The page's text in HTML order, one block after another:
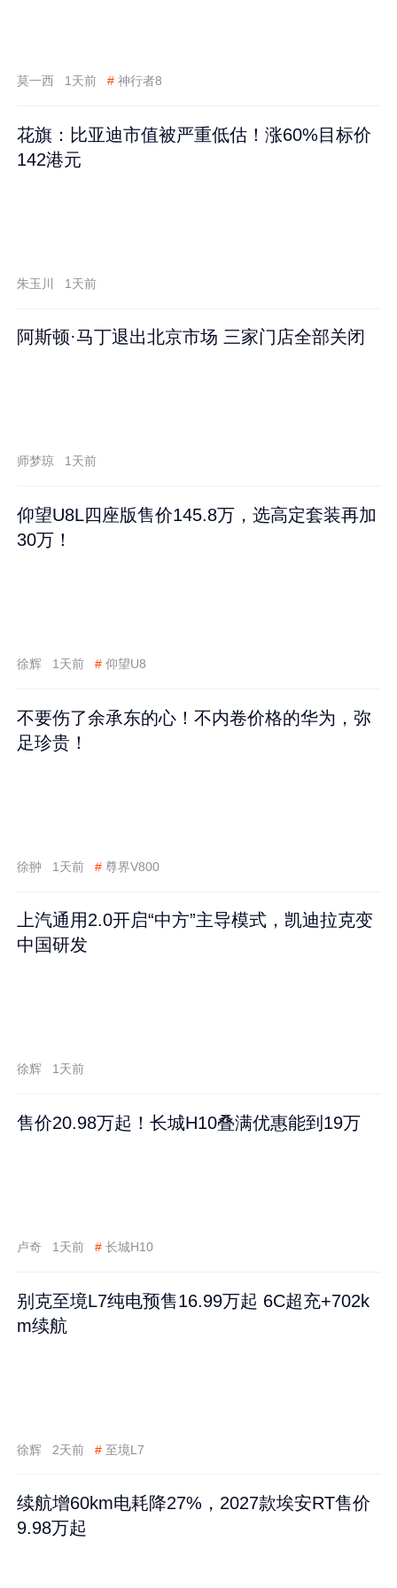
莫一西 1天前 # 神行者8
花旗：比亚迪市值被严重低估！涨60%目标价
142港元
朱玉川 1天前
阿斯顿·马丁退出北京市场 三家门店全部关闭
师梦琼 1天前
仰望U8L四座版售价145.8万，选高定套装再加
30万！
徐辉 1天前 # 仰望U8
不要伤了余承东的心！不内卷价格的华为，弥
足珍贵！
徐翀 1天前 # 尊界V800
上汽通用2.0开启“中方”主导模式，凯迪拉克变
中国研发
徐辉 1天前
售价20.98万起！长城H10叠满优惠能到19万
卢奇 1天前 # 长城H10
别克至境L7纯电预售16.99万起 6C超充+702k
m续航
徐辉 2天前 # 至境L7
续航增60km电耗降27%，2027款埃安RT售价
9.98万起